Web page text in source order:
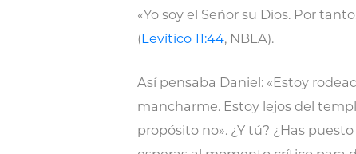
«Yo soy el Señor su Dios. Por
(Levítico 11:44, NBLA).
Así pensaba Daniel: «Estoy
mancharme. Estoy lejos del
propósito no». ¿Y tú? ¿Has